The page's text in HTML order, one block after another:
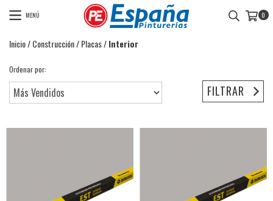
MENÚ 0
Inicio/Construcción/Placas/Interior
Ordenar por:
FILTRAR